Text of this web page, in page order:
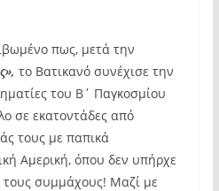
πως, μετά την
το Βατικανό συνέχισε την
του Β΄ Παγκοσμίου
σε εκατοντάδες από
τους με παπικά
Αμερική, όπου δεν υπήρχε
τους συμμάχους! Μαζί με